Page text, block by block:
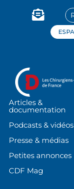
Articles &
documentation
Podcasts & vidéos
Presse & médias
Petites annonces
CDF Mag
Panneau de